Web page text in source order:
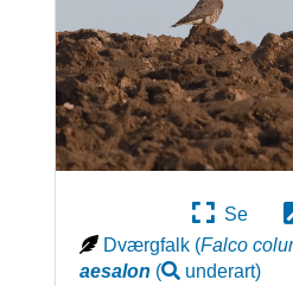
Se
Dværgfalk (Falco
aesalon ( underart)